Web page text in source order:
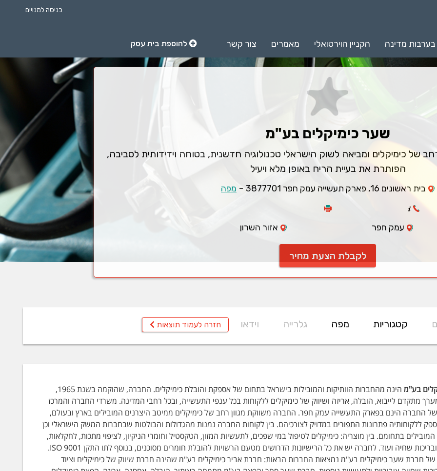
כניסה למנויים
בערבות מדינה הקניין הוירטואלי מאמרים צור קשר להוספת בית עסק
שער כימיקלים בע"מ
של כימיקלים ומביאה לשוק הישראלי טכנולוגיה חדשנית, בטוחה וידידותית לסביבה,
הפותרת את בעיית הריח באופן מלא ויעיל
בית ראשונים 16, פארק תעשייה עמק חפר 3877701 - מפה
עמק חפר אזור השרון
לקבלת הצעת מחיר
קטגוריות מפה גלרייה וידאו חזרה לעמוד תוצאות
בע"מ
הינה מהחברות הוותיקות והמובילות בישראל בתחום של אספקת והובלת כימיקלים. החברה, שהוקמה בשנת 1965,
מתקדם לייבוא, הובלה, אריזה ושיווק של כימיקלים ללקוחות בכל ענפי התעשייה, ובכל רחבי המדינה. משרדי החברה והמרכז
של החברה הינם בפארק התעשייה עמק חפר. החברה משווקת מגוון רחב של כימיקלים ממיטב היצרנים המובילים בארץ ובעולם,
ללקוחותיה פתרונות התפורים במדויק לצורכיהם. בין לקוחות החברה נמנות מהגדולות והבולטות שבחברות המשק הישראלי וכן
בתחומם. בין מוצריה: כימיקלים לטיפול במי שפכים, לתעשיות המזון, הטקסטיל וחומרי הניקיון, לציפוי מתכות, לחקלאות,
למכבסות ובריכות שחיה ועוד. לחברה יש את כל הרישיונות הדרושים מטעם הרשויות להובלת חומרים מסוכנים, בנוסף לתו התקן ISO 9001.
חברת שער כימיקלים בע"מ נמצאות החברות הבאות: חברת אביר כימיקלים בע"מ שהינה חברת שיווק של כימיקלים וציוד